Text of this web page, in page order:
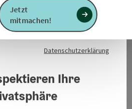
Jetzt
mitmachen!
in Google
Datenschutzerklärung
Ihre